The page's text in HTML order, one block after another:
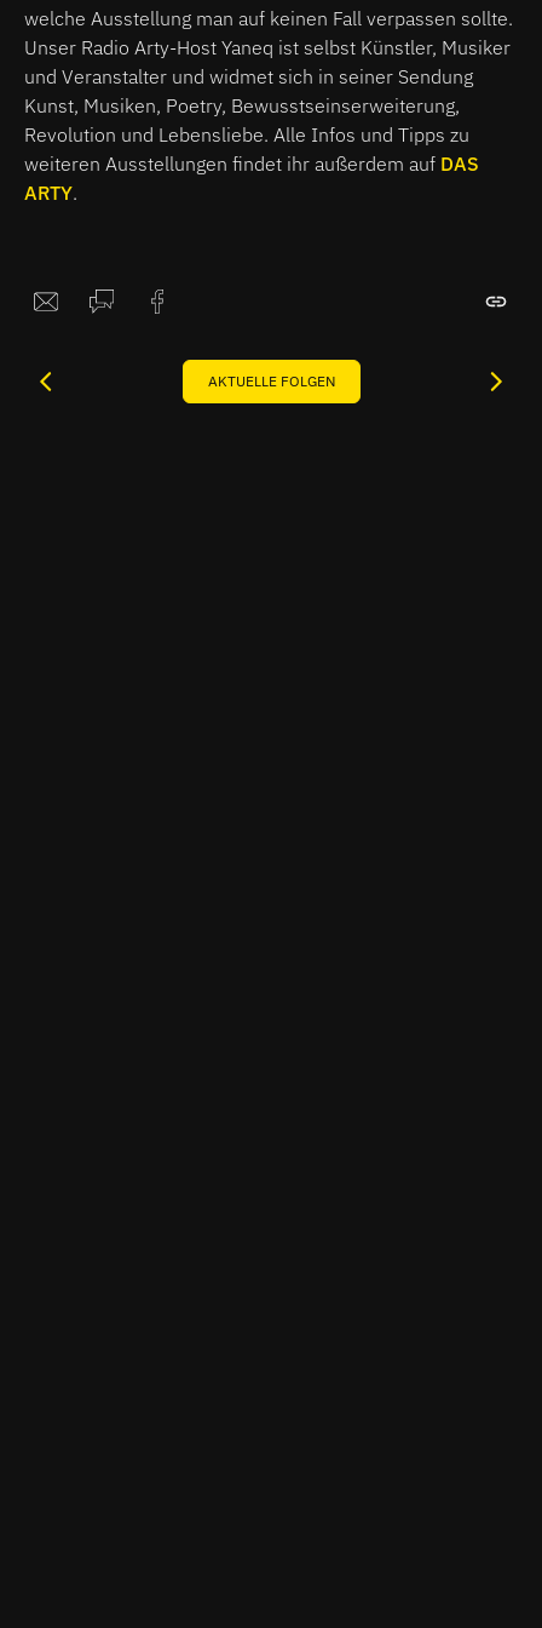
welche Ausstellung man auf keinen Fall verpassen sollte.
Unser Radio Arty-Host Yaneq ist selbst Künstler, Musiker
und Veranstalter und widmet sich in seiner Sendung
Kunst, Musiken, Poetry, Bewusstseinserweiterung,
Revolution und Lebensliebe. Alle Infos und Tipps zu
weiteren Ausstellungen findet ihr außerdem auf DAS
ARTY.
AKTUELLE FOLGEN